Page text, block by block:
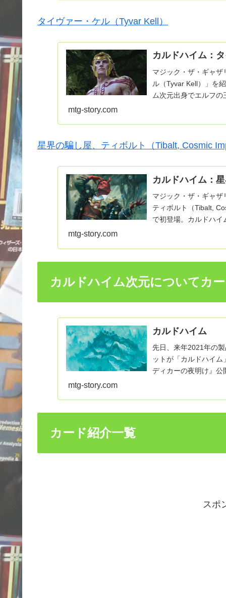
タイヴァー・ケル（Tyvar Kell）
カルドハイム：
マジック・ザ・ギャ
ル（Tyvar Kell）」を
ム次元出身でエルフ
mtg-story.com
星界の騙し屋、ティボルト（Tibalt, Cosmic
カルドハイム：
マジック・ザ・ギャ
ティボルト（Tibalt,
で初登場。カルドハ
mtg-story.com
カルドハイム次元についてカ
カルドハイム
先日、来年2021年の
ットが「カルドハイ
ディカーの夜明け』公
mtg-story.com
カード紹介一覧
スポ